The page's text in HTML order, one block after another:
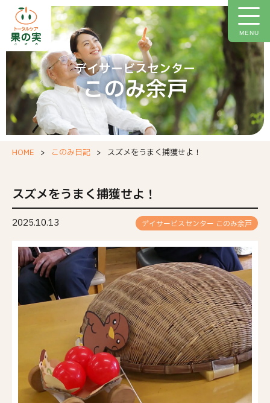
MENU
トップページ
施設について
施設概要
ご利用料金
イベント情報
今月の献立
このみ日記
お問い合わせフォーム
職場環境等要件の実施報告
デイサービスセンター
このみ余戸
HOME このみ日記 スズメをうまく捕獲せよ！
スズメをうまく捕獲せよ！
2025.10.13 デイサービスセンター このみ余戸